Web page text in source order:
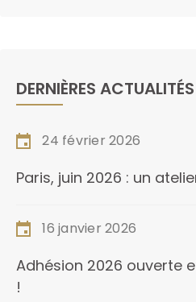
DERNIÈRES ACTUALITÉS
24 février 2026
Paris, juin 2026 : un
16 janvier 2026
Adhésion 2026 ouverte
!